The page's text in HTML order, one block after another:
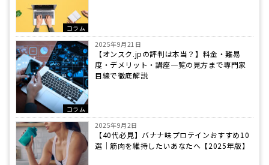
コラム
コラム
2025年9月21日
【オンスク.jpの評判は本当？】料金・難易
度・デメリット・講座一覧の見方まで専門家
目線で徹底解説
2025年9月2日
【40代必見】バナナ味プロテインおすすめ10
選｜筋肉を維持したいあなたへ【2025年版】